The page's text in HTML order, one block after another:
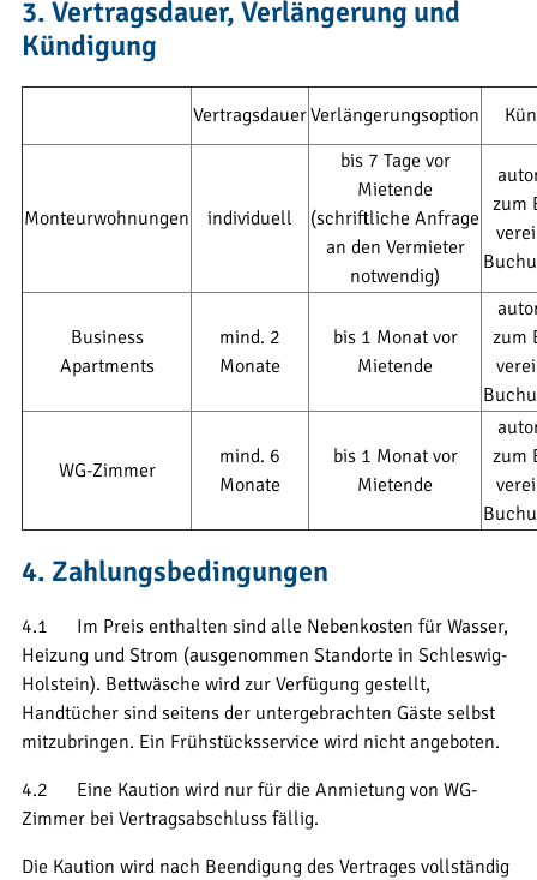
3. Vertragsdauer, Verlängerung und
Kündigung
VertragsdauerVerlängerungsoption
Monteurwohnungen individuell
bis 7 Tage vor
Mietende
(schriftliche Anfrage
an den Vermieter
notwendig)
zum
Business
Apartments
mind. 2
Monate
bis 1 Monat vor
Mietende
zum
WG-Zimmer
mind. 6
Monate
bis 1 Monat vor
Mietende
zum
4. Zahlungsbedingungen
4.1 Im Preis enthalten sind alle Nebenkosten für Wasser,
Heizung und Strom (ausgenommen Standorte in Schleswig-
Holstein). Bettwäsche wird zur Verfügung gestellt,
Handtücher sind seitens der untergebrachten Gäste selbst
mitzubringen. Ein Frühstücksservice wird nicht angeboten.
4.2 Eine Kaution wird nur für die Anmietung von WG-
Zimmer bei Vertragsabschluss fällig.
Die Kaution wird nach Beendigung des Vertrages vollständig